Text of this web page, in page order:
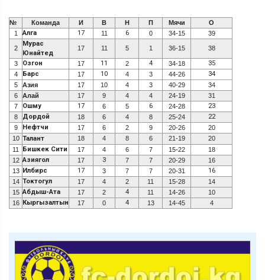
№ Команда И В Н П Мячи
О
1
Алга 17 11 6 0 34-15 39
2
Мурас
Юнайтед
17 11 5 1 36-15 38
3 Озгон 17 11 2 4 34-18 35
4 Барс 17 10 4 3 44-26 34
5 Азия 17 10 4 3 40-29
34
6
Алай 17 9 4 4 24-19
31
7
Ошму 17 6 5 6 24-28 23
8 Дордой 18 6 4 8 25-24 22
9 Нефтчи 17 6 2 9 20-26
20
10 Талант 18 4 8 6 21-19
20
11
Бишкек Сити 17 4 6 7 15-22
18
12 Азиягол 17 3 7 7 20-29
16
13 Илбирс 17 3 7 7 20-31 16
14 Токтогул 17 4 2 11 15-28
14
15 Абдыш-Ата 17 2 4 11 14-26
10
16 Кыргызалтын 17 0 4 13 14-45 4